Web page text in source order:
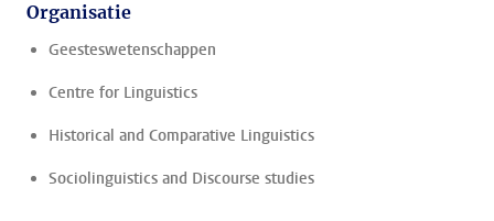
Organisatie
Geesteswetenschappen
Centre for Linguistics
Historical and Comparative Linguistics
Sociolinguistics and Discourse studies